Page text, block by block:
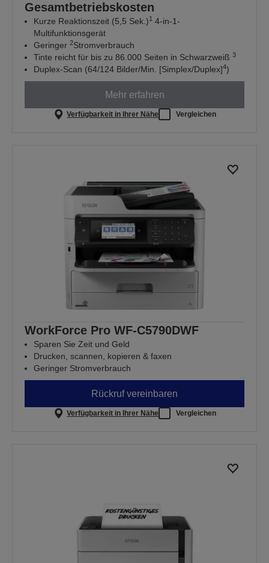
Gesamtbetriebskosten
Kurze Reaktionszeit (5,5 Sek.)1 4-in-1-
Multifunktionsgerät
Geringer 2Stromverbrauch
Tinte reicht für bis zu 86.000 Seiten in Schwarzweiß 3
Duplex-Scan (64/124 Bilder/Min. [Simplex/Duplex]4)
Mehr erfahren
Verfügbarkeit in Ihrer Nähe Vergleichen
WorkForce Pro WF-C5790DWF
Sparen Sie Zeit und Geld
Drucken, scannen, kopieren & faxen
Geringer Stromverbrauch
Rückruf vereinbaren
Verfügbarkeit in Ihrer Nähe Vergleichen